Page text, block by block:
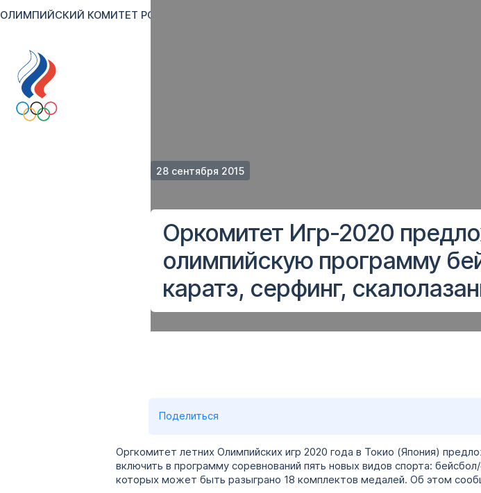
ОЛИМПИЙСКИЙ КОМИТЕТ РОССИИ
28 сентября 2015
Оркомитет Игр-2020
олимпийскую программу
каратэ, серфинг,
Поделиться
Оргкомитет летних Олимпийских игр 2020 года в Токио (Япония)
включить в программу соревнований пять новых видов спорта:
которых может быть разыграно 18 комплектов медалей. Об этом